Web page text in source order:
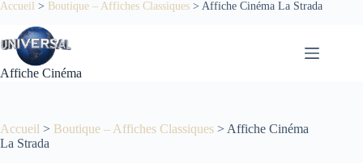
Passer
contenu
Accueil > Boutique – Affiches Classiques > Affiche Cinéma La Strada
Affiche Cinéma
Accueil > Boutique – Affiches Classiques > Affiche Cinéma
La Strada